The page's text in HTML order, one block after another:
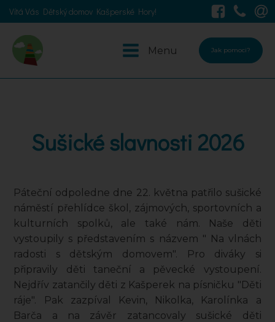
Vítá Vás Dětský domov Kašperské Hory!
Menu Jak pomoci?
Sušické slavnosti 2026
Páteční odpoledne dne 22. května patřilo sušické
náměstí přehlídce škol, zájmových, sportovních a
kulturních spolků, ale také nám. Naše děti
vystoupily s představením s názvem " Na vlnách
radosti s dětským domovem". Pro diváky si
připravily děti taneční a pěvecké vystoupení.
Nejdřív zatančily děti z Kašperek na písničku "Děti
ráje". Pak zazpíval Kevin, Nikolka, Karolínka a
Barča a na závěr zatancovaly sušické děti